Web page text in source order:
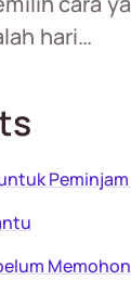
hari…
Memohon